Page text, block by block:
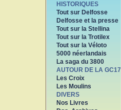
HISTORIQUES
Tout sur Delfosse
Delfosse et la presse
Tout sur la Stellina
Tout sur la Trotilex
Tout sur la Véloto
5000 néerlandais
La saga du 3800
AUTOUR DE LA GC17
Les Croix
Les Moulins
DIVERS
Nos Livres